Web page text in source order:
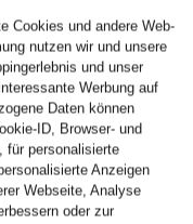
Cookies und andere Web-
nutzen wir und unsere
und unser
Werbung auf
Daten können
ID, Browser- und
für personalisierte
Anzeigen
Webseite, Analyse
oder zur